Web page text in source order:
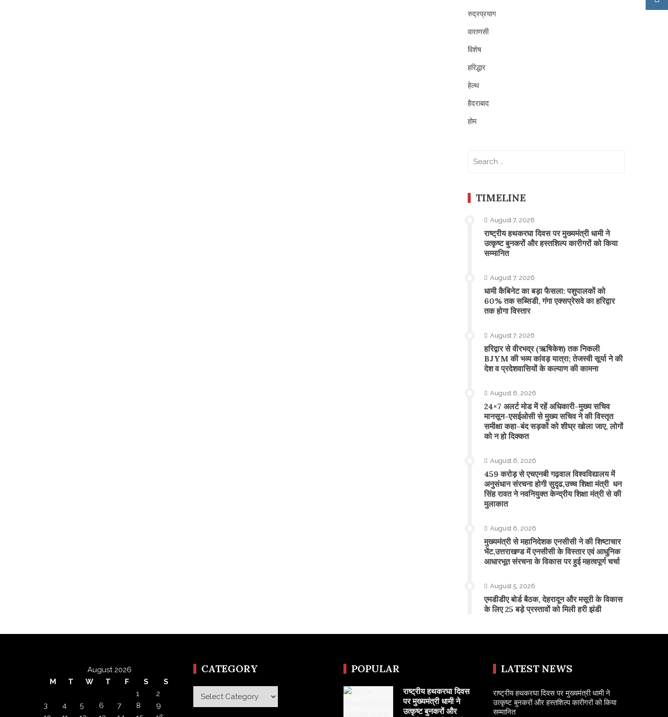
रुद्रप्रयाग
वाराणसी
विशेष
हरिद्धार
हेल्थ
हैदराबाद
होम
TIMELINE
August 7, 2026
राष्ट्रीय हथकरघा दिवस पर मुख्यमंत्री धामी ने
उत्कृष्ट बुनकरों और हस्तशिल्प कारीगरों को किया
सम्मानित
August 7, 2026
​धामी कैबिनेट का बड़ा फैसला: पशुपालकों को
60% तक सब्सिडी, गंगा एक्सप्रेसवे का हरिद्वार
तक होगा विस्तार
August 7, 2026
​हरिद्वार से वीरभद्र (ऋषिकेश) तक निकली
BJYM की भव्य कांवड़ यात्रा; तेजस्वी सूर्या ने की
देश व प्रदेशवासियों के कल्याण की कामना
August 6, 2026
24×7 अलर्ट मोड में रहें अधिकारी-मुख्य सचिव
मानसून-एसईओसी से मुख्य सचिव ने की विस्तृत
समीक्षा कहा-बंद सड़कों को शीघ्र खोला जाए, लोगों
को न हो दिक्कत
August 6, 2026
459 करोड़ से एचएनबी गढ़वाल विश्वविद्यालय में
अनुसंधान संरचना होगी सुदृढ,उच्च शिक्षा मंत्री धन
सिंह रावत ने नवनियुक्त केन्द्रीय शिक्षा मंत्री से की
मुलाकात
August 6, 2026
मुख्यमंत्री से महानिदेशक एनसीसी ने की शिष्टाचार
भेंट,उत्तराखण्ड में एनसीसी के विस्तार एवं आधुनिक
आधारभूत संरचना के विकास पर हुई महत्वपूर्ण चर्चा
August 5, 2026
एमडीडीए बोर्ड बैठक, देहरादून और मसूरी के विकास
के लिए 25 बड़े प्रस्तावों को मिली हरी झंडी
August 2026
M
T W T F S
S
1
2
3
4 5 6 7 8
9
CATEGORY
Category
POPULAR
राष्ट्रीय हथकरघा दिवस
पर मुख्यमंत्री धामी ने
उत्कृष्ट बुनकरों और
LATEST NEWS
राष्ट्रीय हथकरघा दिवस पर मुख्यमंत्री धामी ने
उत्कृष्ट बुनकरों और हस्तशिल्प कारीगरों को किया
सम्मानित